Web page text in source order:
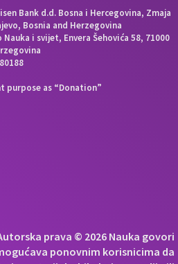
Bank d.d. Bosna i Hercegovina, Zmaja
Bosnia and Herzegovina
i svijet, Envera Šehovića 58, 71000
purpose as “Donation”
prava © 2026 Nauka govori